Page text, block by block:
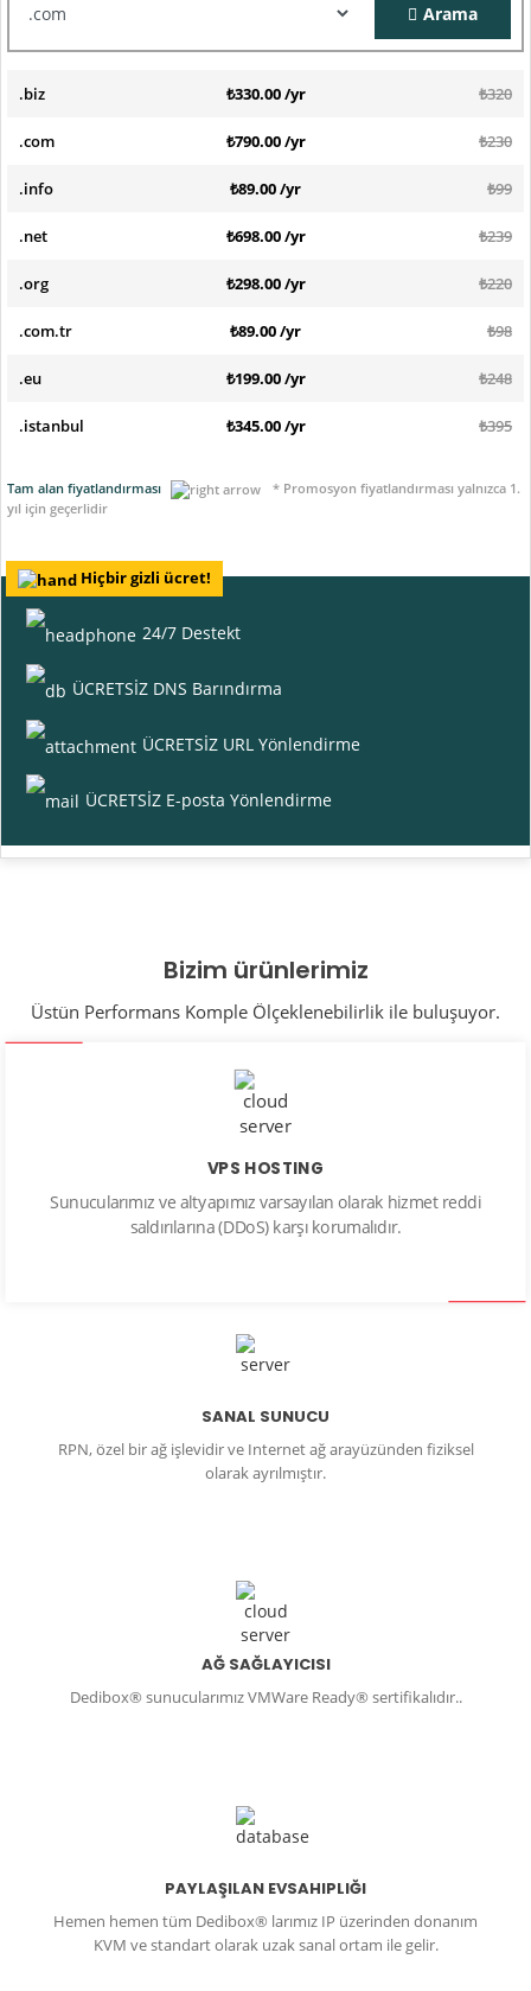
Arama
.biz ₺330.00 /yr ₺320
.com ₺790.00 /yr ₺230
.info ₺89.00 /yr ₺99
.net ₺698.00 /yr ₺239
.org ₺298.00 /yr ₺220
.com.tr ₺89.00 /yr ₺98
.eu ₺199.00 /yr ₺248
.istanbul ₺345.00 /yr ₺395
Tam alan fiyatlandırması
* Promosyon fiyatlandırması yalnızca 1.
yıl için geçerlidir
Hiçbir gizli ücret!
24/7 Destekt
ÜCRETSİZ DNS Barındırma
ÜCRETSİZ URL Yönlendirme
ÜCRETSİZ E-posta Yönlendirme
Bizim ürünlerimiz
Üstün Performans Komple Ölçeklenebilirlik ile buluşuyor.
VPS HOSTING
Sunucularımız ve altyapımız varsayılan olarak hizmet reddi
saldırılarına (DDoS) karşı korumalıdır.
SANAL SUNUCU
RPN, özel bir ağ işlevidir ve Internet ağ arayüzünden fiziksel
olarak ayrılmıştır.
AĞ SAĞLAYICISI
Dedibox® sunucularımız VMWare Ready® sertifikalıdır..
PAYLAŞILAN EVSAHIPLIĞI
Hemen hemen tüm Dedibox® larımız IP üzerinden donanım
KVM ve standart olarak uzak sanal ortam ile gelir.